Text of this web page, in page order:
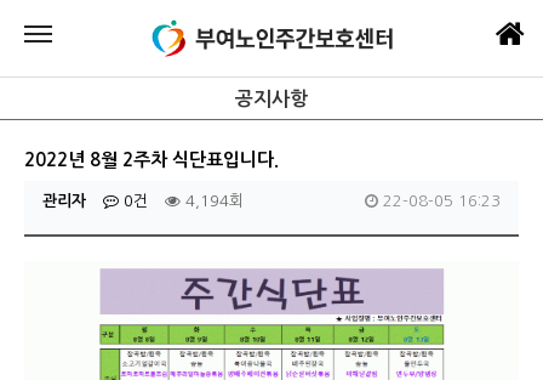
공지사항
2022년 8월 2주차 식단표입니다.
관리자 0건 4,194회 22-08-05 16:23